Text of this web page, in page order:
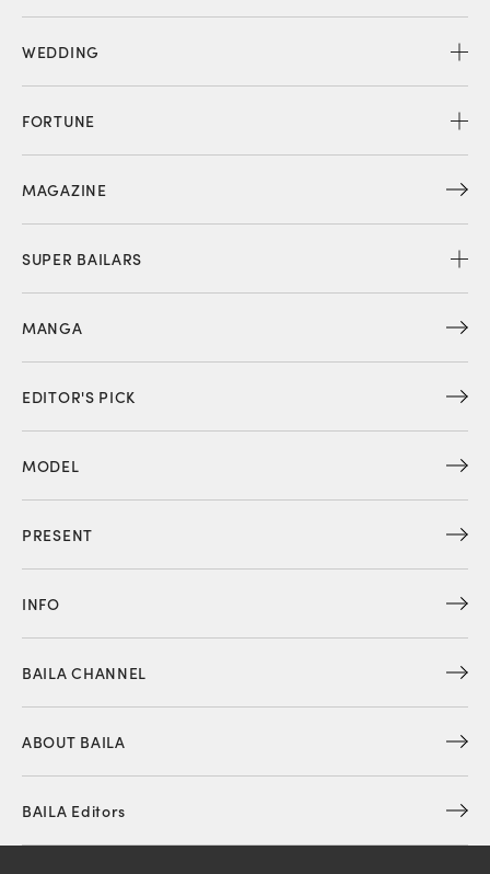
WEDDING
FORTUNE
MAGAZINE
SUPER BAILARS
MANGA
EDITOR'S PICK
MODEL
PRESENT
INFO
BAILA CHANNEL
ABOUT BAILA
BAILA Editors